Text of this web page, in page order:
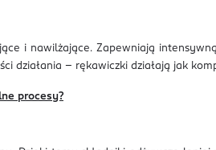
i nawilżające. Zapewniają
działania – rękawiczki działają jak
procesy?